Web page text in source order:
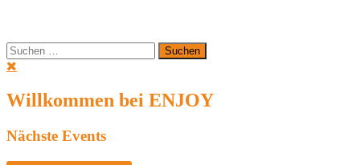
Suchen
nach:
Willkommen bei ENJOY
Nächste Events